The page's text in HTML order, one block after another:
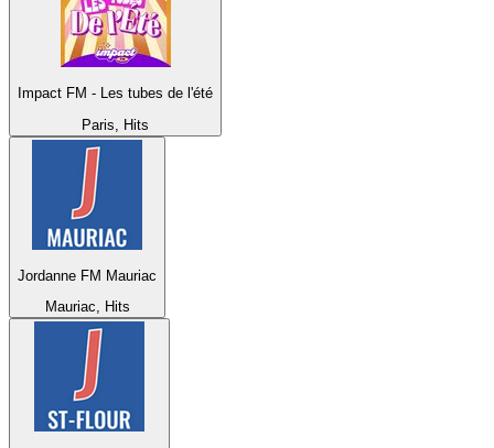
Impact FM - Les tubes de l'été
Paris, Hits
Jordanne FM Mauriac
Mauriac, Hits